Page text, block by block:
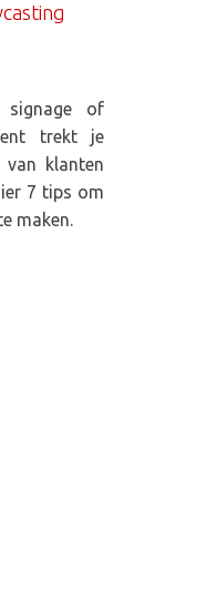
of
trekt je
klanten
7 tips om
maken.